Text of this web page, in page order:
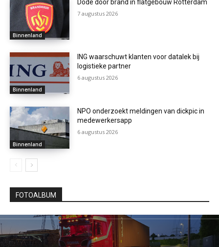
Binnenland
Dode door brand in flatgebouw Rotterdam
7 augustus 2026
Binnenland
ING waarschuwt klanten voor datalek bij
logistieke partner
6 augustus 2026
Binnenland
NPO onderzoekt meldingen van dickpic in
medewerkersapp
6 augustus 2026
FOTOALBUM